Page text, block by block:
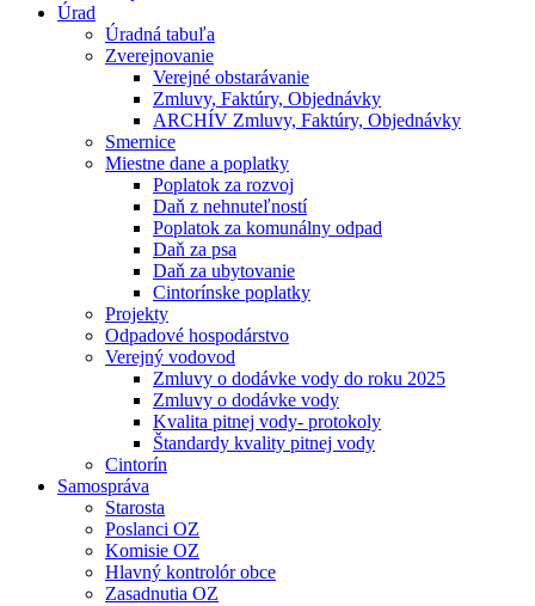
Úrad
Úradná tabuľa
Zverejnovanie
Verejné obstarávanie
Zmluvy, Faktúry, Objednávky
ARCHÍV Zmluvy, Faktúry, Objednávky
Smernice
Miestne dane a poplatky
Poplatok za rozvoj
Daň z nehnuteľností
Poplatok za komunálny odpad
Daň za psa
Daň za ubytovanie
Cintorínske poplatky
Projekty
Odpadové hospodárstvo
Verejný vodovod
Zmluvy o dodávke vody do roku 2025
Zmluvy o dodávke vody
Kvalita pitnej vody- protokoly
Štandardy kvality pitnej vody
Cintorín
Samospráva
Starosta
Poslanci OZ
Komisie OZ
Hlavný kontrolór obce
Zasadnutia OZ